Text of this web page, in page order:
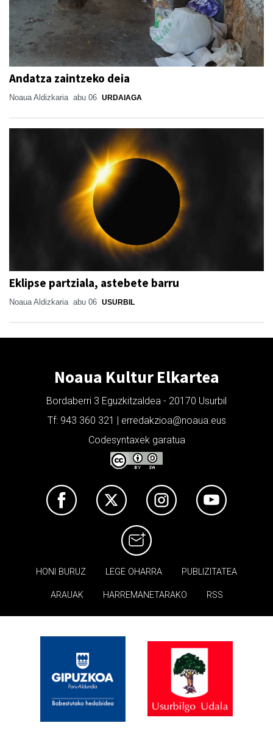
Andatza zaintzeko deia
Noaua Aldizkaria abu 06 URDAIAGA
Eklipse partziala, astebete barru
Noaua Aldizkaria abu 06 USURBIL
Noaua Kultur Elkartea
Bordaberri 3 Eguzkitzaldea - 20170 Usurbil
Tf: 943 360 321 | erredakzioa@noaua.eus
Codesyntaxek garatua
HONI BURUZ LEGE OHARRA PUBLIZITATEA
ARAUAK HARREMANETARAKO RSS